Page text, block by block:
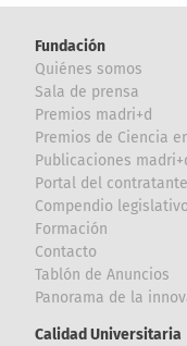
Fundación
Quiénes somos
Sala de prensa
Premios madri+d
Premios de Ciencia
Publicaciones
Portal del contratante
Compendio legislativo
Formación
Contacto
Tablón de Anuncios
Panorama de la
Calidad Universitaria